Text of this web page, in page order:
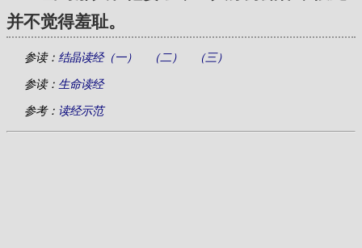
并不觉得羞耻。
参读： 结晶读经（一） （二） （三）
参读： 生命读经
参考： 读经示范